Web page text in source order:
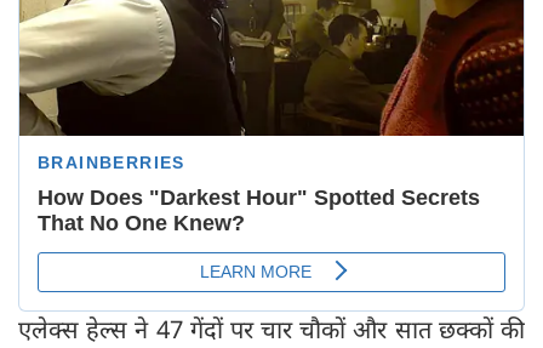
एलेक्स हेल्स ने 47 गेंदों पर चार चौकों और सात छक्कों की